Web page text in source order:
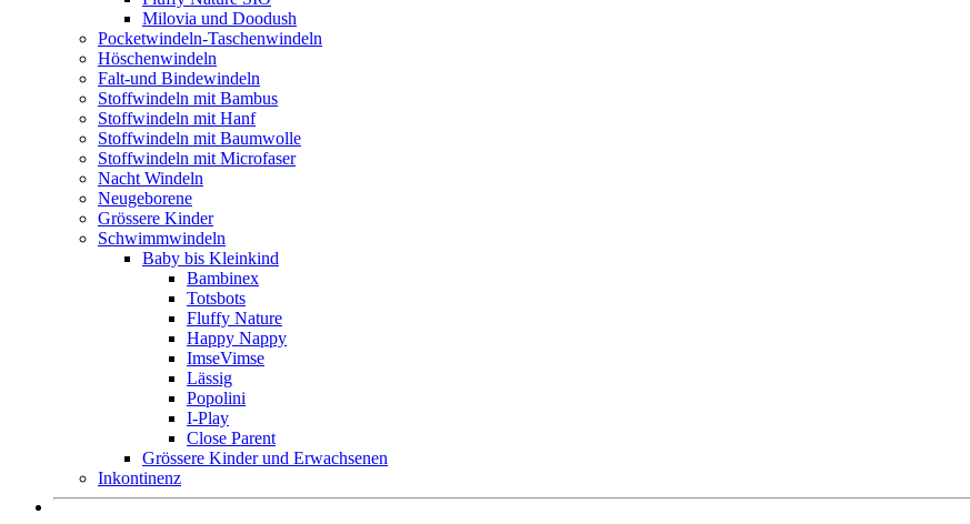
Milovia und Doodush
Pocketwindeln-Taschenwindeln
Höschenwindeln
Falt-und Bindewindeln
Stoffwindeln mit Bambus
Stoffwindeln mit Hanf
Stoffwindeln mit Baumwolle
Stoffwindeln mit Microfaser
Nacht Windeln
Neugeborene
Grössere Kinder
Schwimmwindeln
Baby bis Kleinkind
Bambinex
Totsbots
Fluffy Nature
Happy Nappy
ImseVimse
Lässig
Popolini
I-Play
Close Parent
Grössere Kinder und Erwachsenen
Inkontinenz